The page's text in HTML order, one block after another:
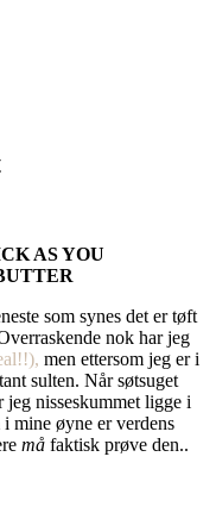
AS YOU
som synes det er tøft
nok har jeg
men ettersom jeg er i
sulten. Når søtsuget
nisseskummet ligge i
mine øyne er verdens
må faktisk prøve den..